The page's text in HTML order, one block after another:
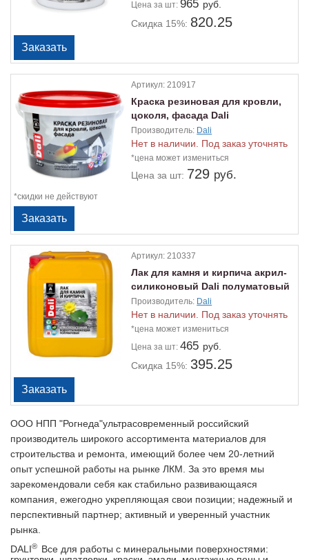
Цена за шт:965 руб.
Скидка 15%: 820.25
Артикул:210917
Краска резиновая для кровли,
цоколя, фасада Dali
терракотовый 3кг (некондиция)
Производитель: Dali
Нет в наличии. Под заказ уточнять
*цена может измениться
Цена за шт: 729 руб.
*скидки не действуют
Артикул:210337
Лак для камня и кирпича акрил-
силиконовый Dali полуматовый
1л
Производитель: Dali
Нет в наличии. Под заказ уточнять
*цена может измениться
Цена за шт:465 руб.
Скидка 15%: 395.25
ООО НПП "Рогнеда"ультрасовременный российский
производитель широкого ассортимента материалов для
строительства и ремонта, имеющий более чем 20-летний
опыт успешной работы на рынке ЛКМ. За это время мы
зарекомендовали себя как стабильно развивающаяся
компания, ежегодно укрепляющая свои позиции; надежный и
перспективный партнер; активный и уверенный участник
рынка.
DALI® Все для работы с минеральными поверхностями: